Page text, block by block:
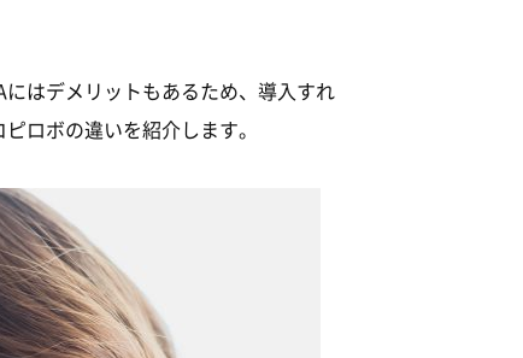
はデメリットもあるため、導入すれ
ロボの違いを紹介します。